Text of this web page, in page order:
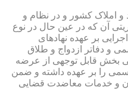
و املاک کشور و در نظام و
آن که در عین حال در نوع
بر عهده نهادهای
و دفاتر ازدواج و طلاق
بخش قابل توجهی از عرضه
را بر عهده داشته و ضمن
و خدمات معاضدت قضایی